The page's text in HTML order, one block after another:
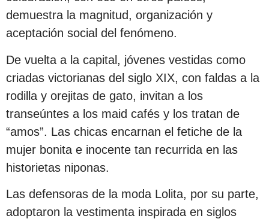
demuestra la magnitud, organización y
aceptación social del fenómeno.
De vuelta a la capital, jóvenes vestidas como
criadas victorianas del siglo XIX, con faldas a la
rodilla y orejitas de gato, invitan a los
transeúntes a los maid cafés y los tratan de
“amos”. Las chicas encarnan el fetiche de la
mujer bonita e inocente tan recurrida en las
historietas niponas.
Las defensoras de la moda Lolita, por su parte,
adoptaron la vestimenta inspirada en siglos